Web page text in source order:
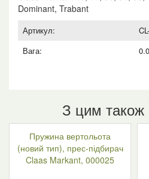
кількість
Dominant, Trabant
Артикул:
Вага:
З цим
Пружина вертольота
(новий тип), прес-підбирач
Claas Markant, 000025